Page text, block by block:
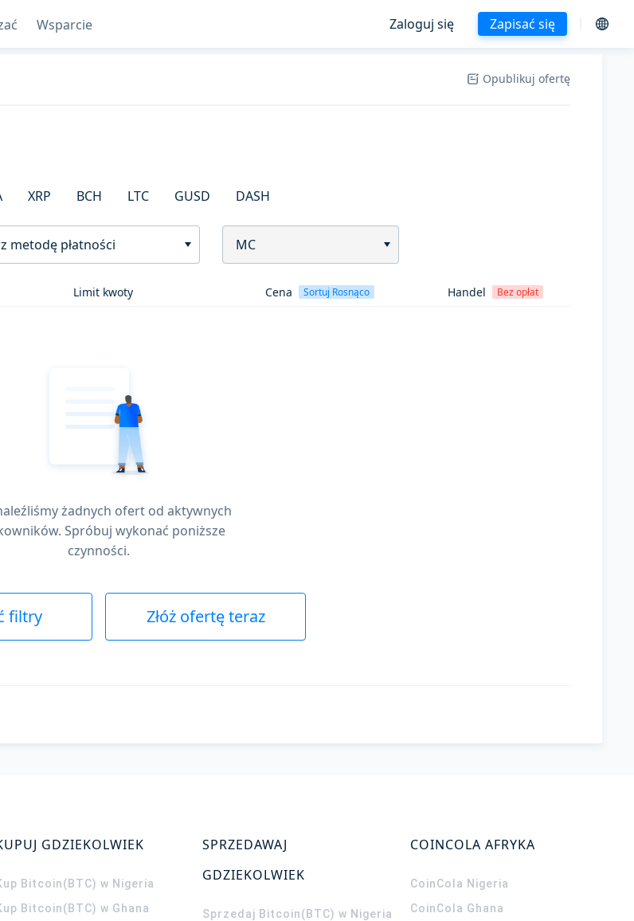
Wsparcie Zaloguj się Zapisać się
Opublikuj ofertę
XRP BCH LTC GUSD DASH
metodę płatności MC
Limit kwoty Cena Sortuj Rosnąco Handel Bez opłat
żadnych ofert od aktywnych
Spróbuj wykonać poniższe
czynności.
filtry Złóż ofertę teraz
GDZIEKOLWIEK
Bitcoin(BTC) w Nigeria
Bitcoin(BTC) w Ghana
SPRZEDAWAJ
GDZIEKOLWIEK
Sprzedaj Bitcoin(BTC) w Nigeria
COINCOLA AFRYKA
CoinCola Nigeria
CoinCola Ghana